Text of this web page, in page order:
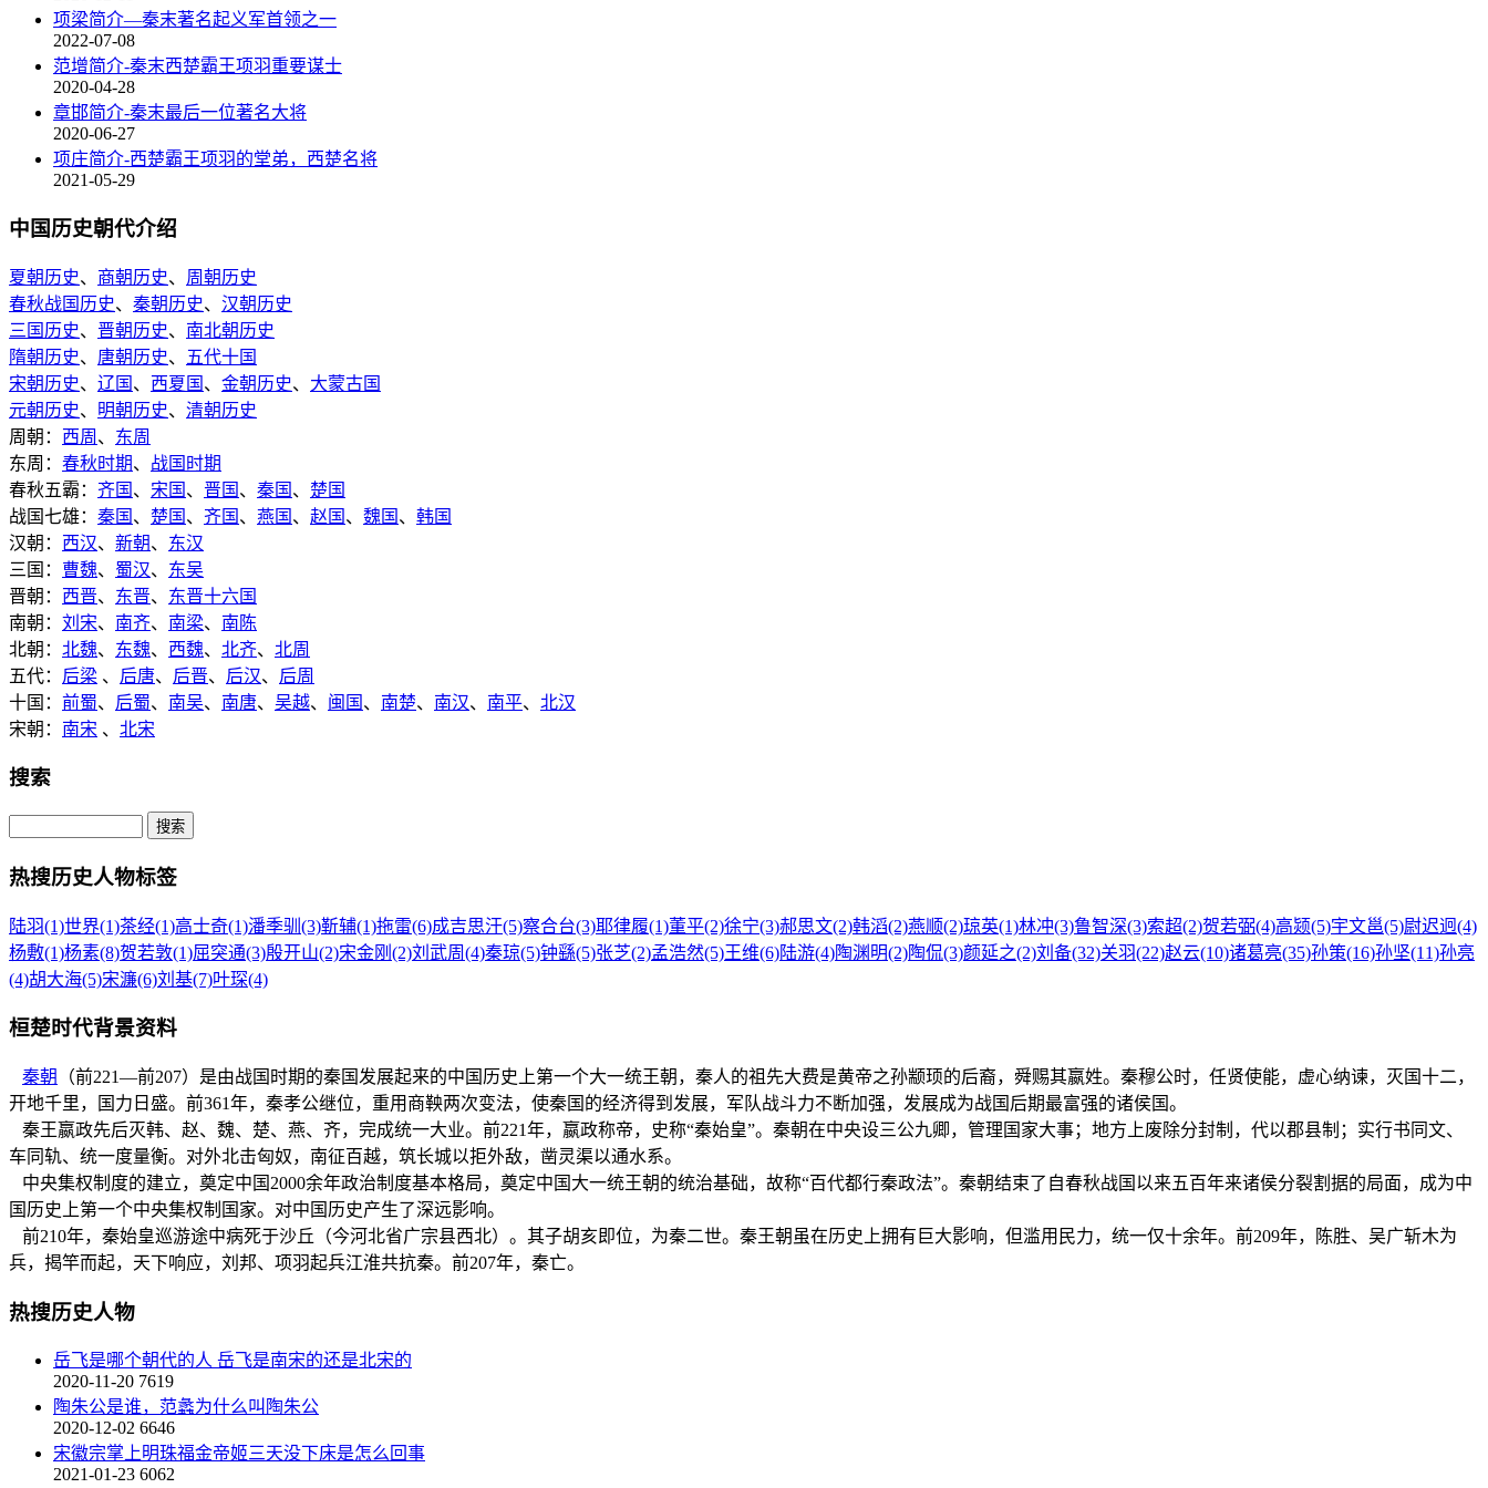
项梁简介—秦末著名起义军首领之一
2022-07-08
范增简介-秦末西楚霸王项羽重要谋士
2020-04-28
章邯简介-秦末最后一位著名大将
2020-06-27
项庄简介-西楚霸王项羽的堂弟，西楚名将
2021-05-29
中国历史朝代介绍
夏朝历史、 商朝历史、 周朝历史
春秋战国历史、 秦朝历史、 汉朝历史
三国历史、 晋朝历史、 南北朝历史
隋朝历史、 唐朝历史、
五代十国
宋朝历史、 辽国 、 西夏国 、 金朝历史、 大蒙古国
元朝历史、 明朝历史、 清朝历史
周朝： 西周 、 东周
东周： 春秋时期、 战国时期
春秋五霸： 齐国 、 宋国 、 晋国 、 秦国 、 楚国
战国七雄： 秦国 、 楚国 、 齐国 、 燕国 、 赵国 、 魏国 、 韩国
汉朝： 西汉、 新朝、 东汉
三国： 曹魏、 蜀汉、 东吴
晋朝： 西晋、 东晋、 东晋十六国
南朝： 刘宋、 南齐、 南梁、 南陈
北朝： 北魏、 东魏、 西魏、 北齐、 北周
五代： 后梁 、 后唐、 后晋、 后汉、 后周
十国： 前蜀、 后蜀、 南吴、 南唐、 吴越、 闽国 、 南楚、 南汉、 南平、 北汉
宋朝： 南宋 、 北宋
搜索
热搜历史人物标签
陆羽(1)世界(1)茶经(1)高士奇(1)潘季驯(3)靳辅(1)拖雷(6)成吉思汗(5)察合台(3)耶律履(1)董平(2)徐宁(3)郝思文(2)韩滔(2)燕顺(2)琼英(1)林冲(3)鲁智深(3)索超(2)贺若弼(4)高颎(5)宇文邕(5)尉迟迥(4)
杨敷(1)杨素(8)贺若敦(1)屈突通(3)殷开山(2)宋金刚(2)刘武周(4)秦琼(5)钟繇(5)张芝(2)孟浩然(5)王维(6)陆游(4)陶渊明(2)陶侃(3)颜延之(2)刘备(32)关羽(22)赵云(10)诸葛亮(35)孙策(16)孙坚(11)孙亮
(4)胡大海(5)宋濂(6)刘基(7)叶琛(4)
桓楚时代背景资料
秦朝
（前221—前207）是由战国时期的秦国发展起来的中国历史上第一个大一统王朝，秦人的祖先大费是黄帝之孙颛顼的后裔，舜赐其嬴姓。秦穆公时，任贤使能，虚心纳谏，灭国十二，
开地千里，国力日盛。前361年，秦孝公继位，重用商鞅两次变法，使秦国的经济得到发展，军队战斗力不断加强，发展成为战国后期最富强的诸侯国。
秦王嬴政先后灭韩、赵、魏、楚、燕、齐，完成统一大业。前221年，嬴政称帝，史称“秦始皇”。秦朝在中央设三公九卿，管理国家大事；地方上废除分封制，代以郡县制；实行书同文、
车同轨、统一度量衡。对外北击匈奴，南征百越，筑长城以拒外敌，凿灵渠以通水系。
中央集权制度的建立，奠定中国2000余年政治制度基本格局，奠定中国大一统王朝的统治基础，故称“百代都行秦政法”。秦朝结束了自春秋战国以来五百年来诸侯分裂割据的局面，成为中
国历史上第一个中央集权制国家。对中国历史产生了深远影响。
前210年，秦始皇巡游途中病死于沙丘（今河北省广宗县西北）。其子胡亥即位，为秦二世。秦王朝虽在历史上拥有巨大影响，但滥用民力，统一仅十余年。前209年，陈胜、吴广斩木为
兵，揭竿而起，天下响应，刘邦、项羽起兵江淮共抗秦。前207年，秦亡。
热搜历史人物
岳飞是哪个朝代的人 岳飞是南宋的还是北宋的
2020-11-20 7619
陶朱公是谁，范蠡为什么叫陶朱公
2020-12-02 6646
宋徽宗掌上明珠福金帝姬三天没下床是怎么回事
2021-01-23 6062